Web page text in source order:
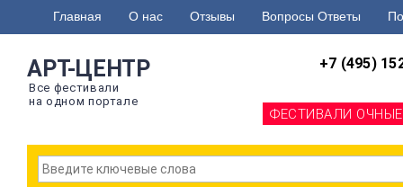
Главная О нас Отзывы Вопросы Ответы
АРТ-ЦЕНТР
Все фестивали
на одном портале
+7 (495)
ФЕСТИВАЛИ ОЧНЫЕ